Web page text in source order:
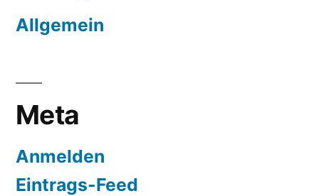
Allgemein
Meta
Anmelden
Eintrags-Feed